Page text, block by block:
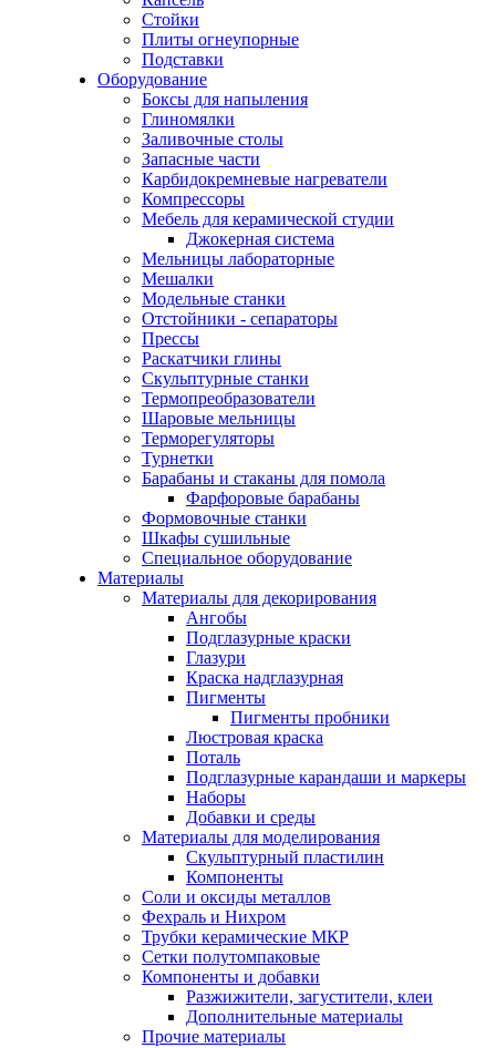
Стойки
Плиты огнеупорные
Подставки
Оборудование
Боксы для напыления
Глиномялки
Заливочные столы
Запасные части
Карбидокремневые нагреватели
Компрессоры
Мебель для керамической студии
Джокерная система
Мельницы лабораторные
Мешалки
Модельные станки
Отстойники - сепараторы
Прессы
Раскатчики глины
Скульптурные станки
Термопреобразователи
Шаровые мельницы
Терморегуляторы
Турнетки
Барабаны и стаканы для помола
Фарфоровые барабаны
Формовочные станки
Шкафы сушильные
Специальное оборудование
Материалы
Материалы для декорирования
Ангобы
Подглазурные краски
Глазури
Краска надглазурная
Пигменты
Пигменты пробники
Люстровая краска
Поталь
Подглазурные карандаши и маркеры
Наборы
Добавки и среды
Материалы для моделирования
Скульптурный пластилин
Компоненты
Соли и оксиды металлов
Фехраль и Нихром
Трубки керамические МКР
Сетки полутомпаковые
Компоненты и добавки
Разжижители, загустители, клеи
Дополнительные материалы
Прочие материалы